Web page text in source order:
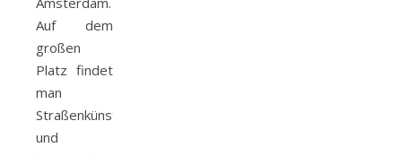
Auf dem
großen
Platz findet
man
Straßenkünstler
und